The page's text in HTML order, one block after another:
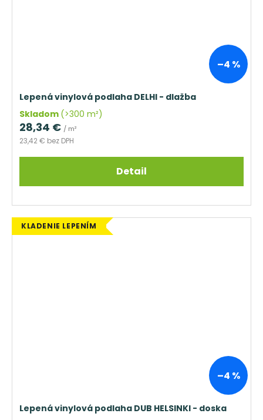
–4 %
Lepená vinylová podlaha DELHI - dlažba
Skladom (>300 m²)
23,42 € bez DPH
28,34 € / m²
Detail
KLADENIE LEPENÍM
–4 %
Lepená vinylová podlaha DUB HELSINKI - doska